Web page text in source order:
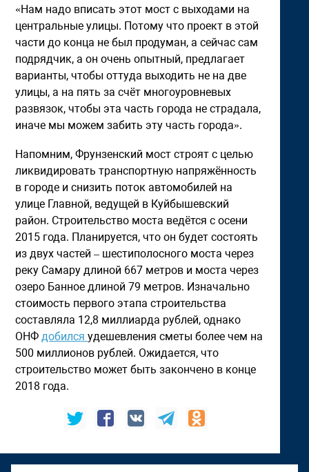
«Нам надо вписать этот мост с выходами на
центральные улицы. Потому что проект в этой
части до конца не был продуман, а сейчас сам
подрядчик, а он очень опытный, предлагает
варианты, чтобы оттуда выходить не на две
улицы, а на пять за счёт многоуровневых
развязок, чтобы эта часть города не страдала,
иначе мы можем забить эту часть города».
Напомним, Фрунзенский мост строят с целью
ликвидировать транспортную напряжённость
в городе и снизить поток автомобилей на
улице Главной, ведущей в Куйбышевский
район. Строительство моста ведётся с осени
2015 года. Планируется, что он будет состоять
из двух частей – шестиполосного моста через
реку Самару длиной 667 метров и моста через
озеро Банное длиной 79 метров. Изначально
стоимость первого этапа строительства
составляла 12,8 миллиарда рублей, однако
ОНФ добилсяудешевления сметы более чем на
500 миллионов рублей. Ожидается, что
строительство может быть закончено в конце
2018 года.